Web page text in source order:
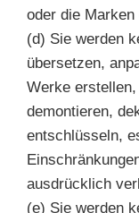
oder die
(d) Sie werden
übersetzen,
Werke
demontieren,
entschlüsseln,
ausdrücklich
(e) Sie werden